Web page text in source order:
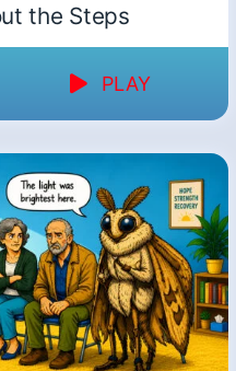
the Steps
PLAY